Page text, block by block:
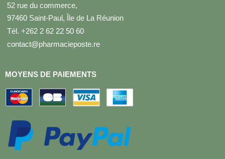
52 rue du commerce,
97460 Saint-Paul, Île de La Réunion
Tél. +262 2 62 22 50 60
contact@pharmacieposte.re
MOYENS DE PAIEMENTS